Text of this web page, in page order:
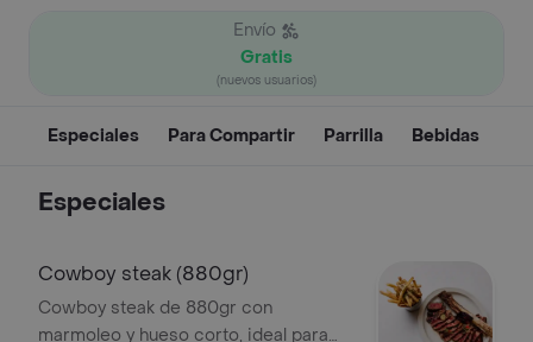
Envío
Gratis
(nuevos usuarios)
Especiales Para Compartir Parrilla Bebidas
Especiales
Cowboy steak (880gr)
Cowboy steak de 880gr con
marmoleo y hueso corto, ideal para